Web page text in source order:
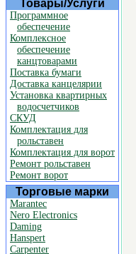
Товары/Услуги
Программное
обеспечение
Комплексное
обеспечение
канцтоварами
Поставка бумаги
Доставка канцелярии
Установка квартирных
водосчетчиков
СКУД
Комплектация для
рольставен
Комплектация для ворот
Ремонт рольставен
Ремонт ворот
Торговые марки
Marantec
Nero Electronics
Daming
Hanspert
Carpenter